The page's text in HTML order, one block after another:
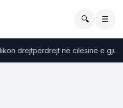
🔍 ☰
drejtpërdrejt në cilësinë e gjumit